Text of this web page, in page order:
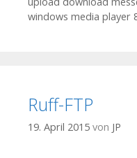
windows media player
Ruff-FTP
19. April 2015 von JP